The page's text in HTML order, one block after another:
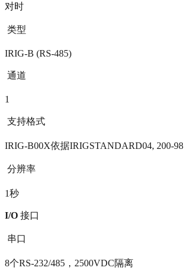
对时
 类型
IRIG-B (RS-485)
 通道
1
 支持格式
IRIG-B00X依据IRIGSTANDARD04, 200-98
 分辨率
1秒
I/O 接口
 串口
8个RS-232/485，2500VDC隔离